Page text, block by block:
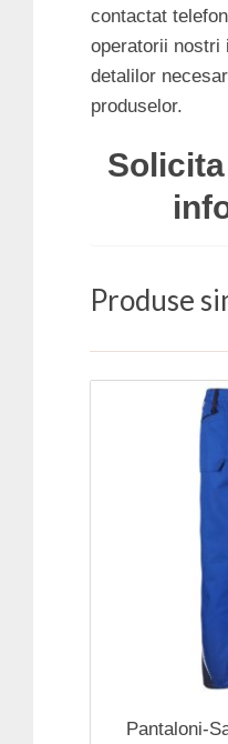
contactat
operatorii nostri
detalilor
produselor.
Produse
Pantaloni-